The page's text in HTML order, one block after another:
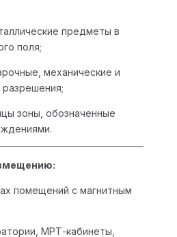
предметы в
поля;
механические и
зоны, обозначенные
помещений с магнитным
МРТ-кабинеты,